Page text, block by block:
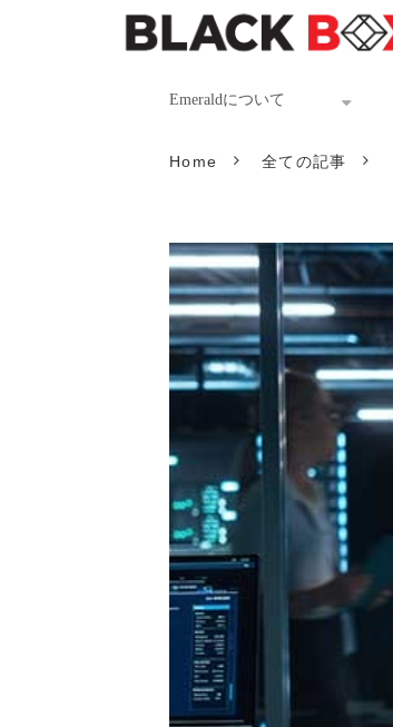
Emeraldについて
Home 全ての記事